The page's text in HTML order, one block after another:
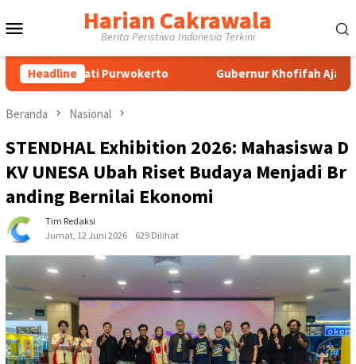
ke
Harian Cakrawala
Berita Peristiwa Indonesia Terkini
Headline Gubernur Khofifah Ajak Lulusan Ma’had Aly
Beranda Nasional
STENDHAL Exhibition 2026: Mahasiswa D
KV UNESA Ubah Riset Budaya Menjadi Br
anding Bernilai Ekonomi
Tim Redaksi
Jumat, 12 Juni 2026
629 Dilihat